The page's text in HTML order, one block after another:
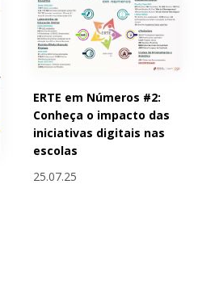
ERTE em Números #2:
Conheça o impacto das
iniciativas digitais nas
escolas
25.07.25